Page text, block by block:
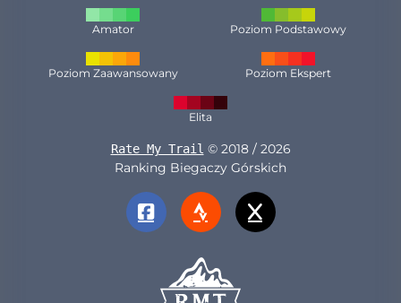
Amator Poziom Podstawowy
Poziom Zaawansowany Poziom Ekspert
Elita
Rate My Trail © 2018 / 2026
Ranking Biegaczy Górskich